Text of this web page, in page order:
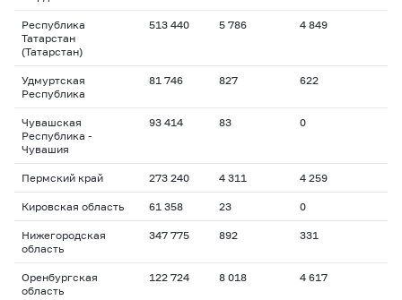
Республика
Татарстан
(Татарстан)
513 440 5 786 4 849
Удмуртская
Республика
81 746 827 622
Чувашская
Республика -
Чувашия
93 414 83 0
Пермский край 273 240 4 311 4 259
Кировская область 61 358 23 0
Нижегородская
область
347 775 892 331
Оренбургская
область
122 724 8 018 4 617